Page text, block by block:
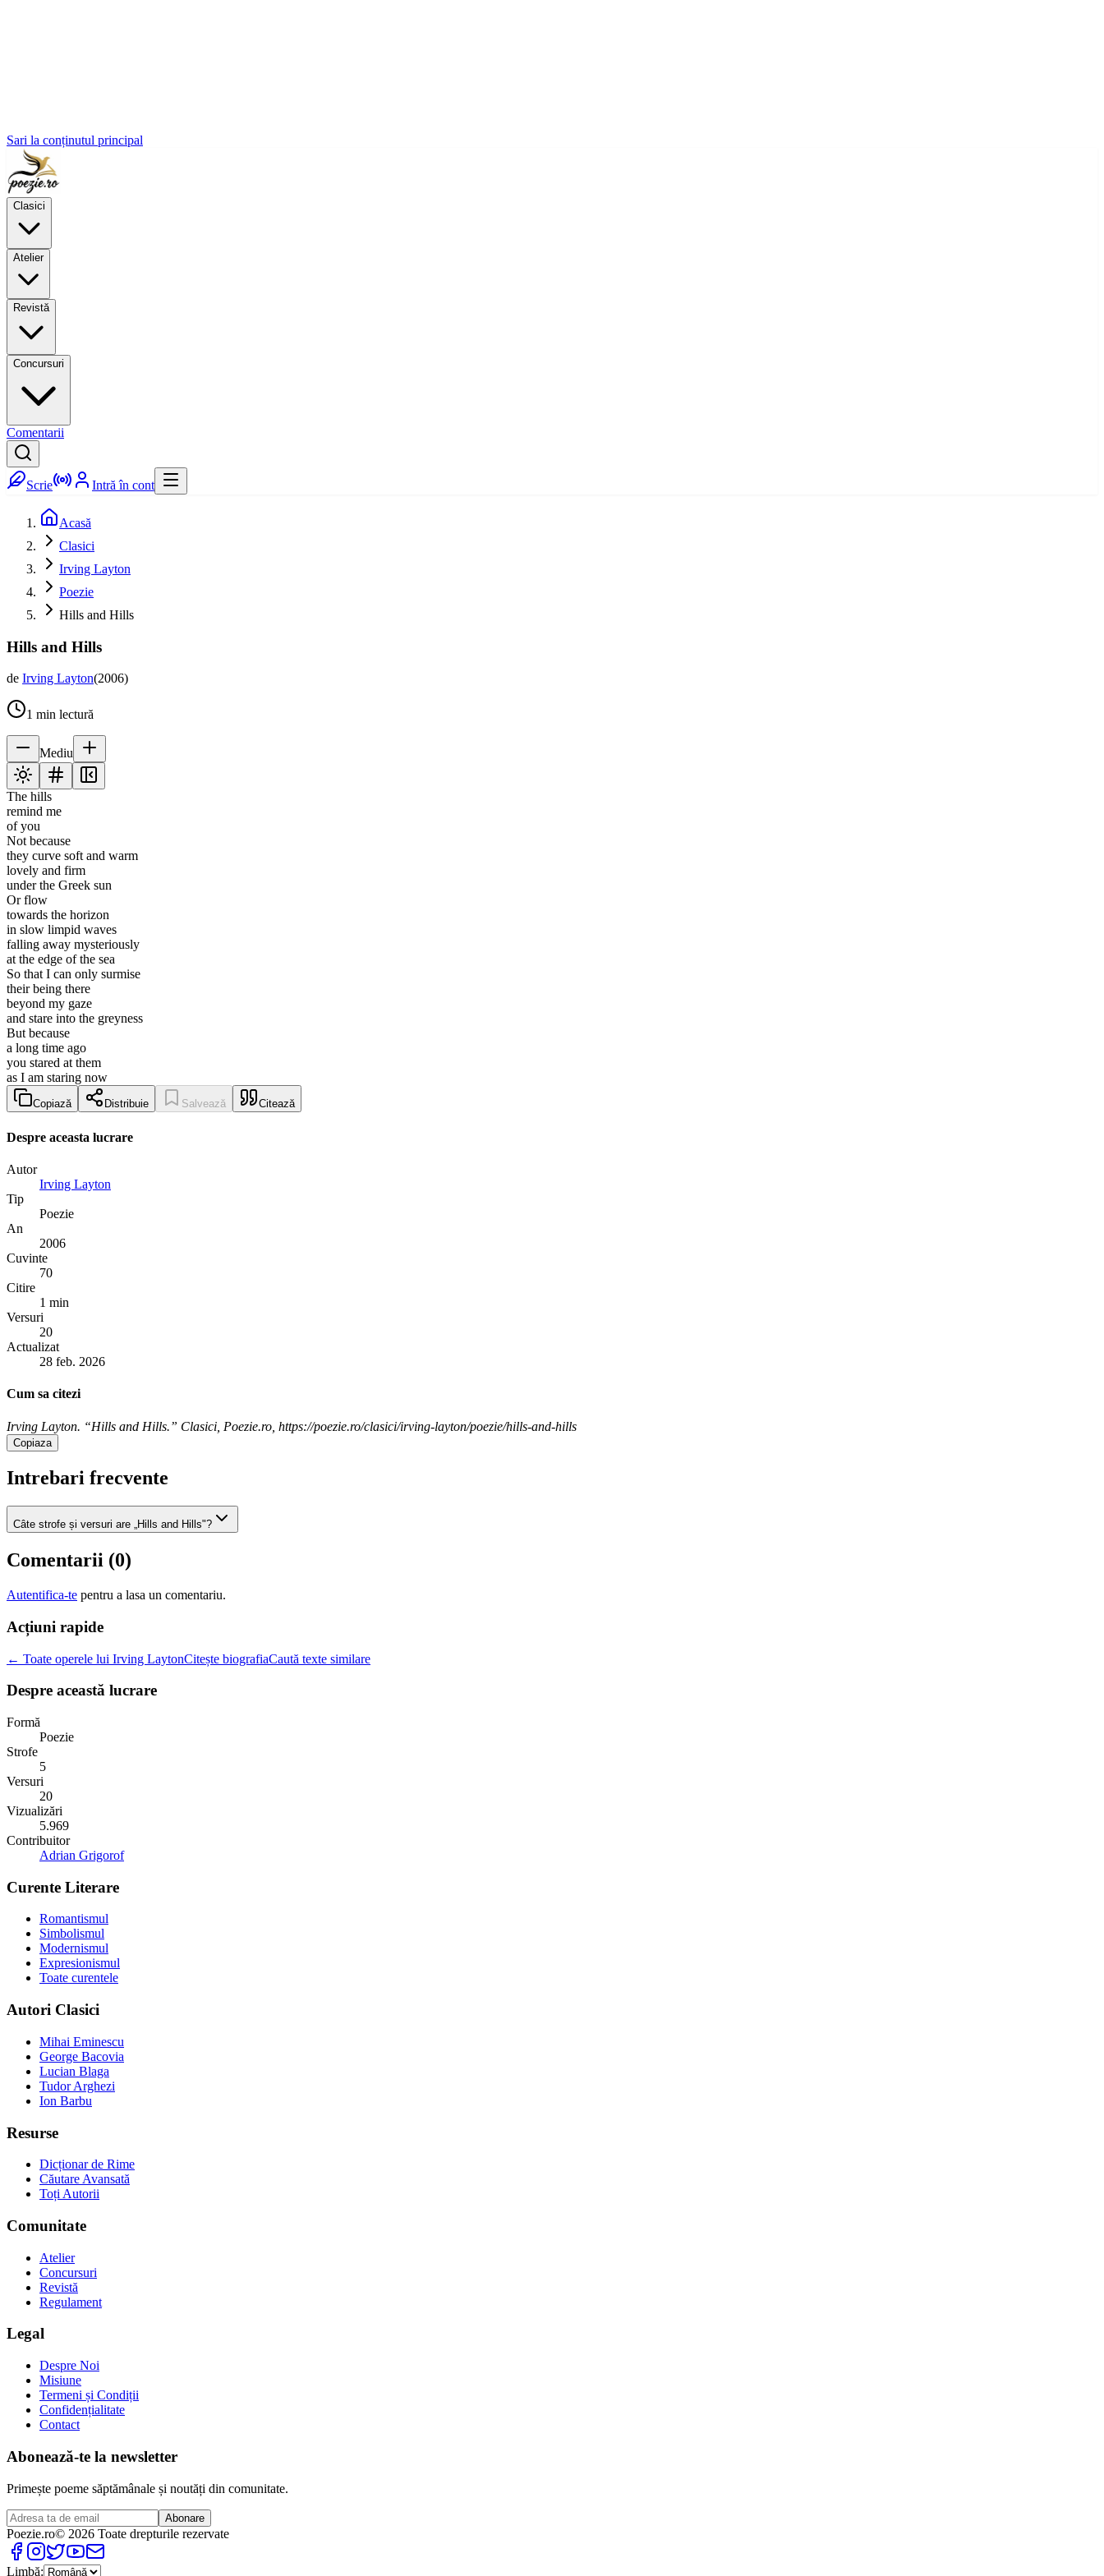
Sari la conținutul principal
Clasici
Atelier
Revistă
Concursuri
Comentarii
Scrie Intră în cont
Acasă
Clasici
Irving Layton
Poezie
Hills and Hills
Hills and Hills
de Irving Layton(2006)
1 min lectură
Mediu
The hills
remind me
of you
Not because
they curve soft and warm
lovely and firm
under the Greek sun
Or flow
towards the horizon
in slow limpid waves
falling away mysteriously
at the edge of the sea
So that I can only surmise
their being there
beyond my gaze
and stare into the greyness
But because
a long time ago
you stared at them
as I am staring now
Copiază Distribuie Salvează Citează
Despre aceasta lucrare
Autor
Irving Layton
Tip
Poezie
An
2006
Cuvinte
70
Citire
1 min
Versuri
20
Actualizat
28 feb. 2026
Cum sa citezi
Irving Layton. “Hills and Hills.” Clasici, Poezie.ro, https://poezie.ro/clasici/irving-layton/poezie/hills-and-hills
Copiaza
Intrebari frecvente
Câte strofe și versuri are „Hills and Hills"?
Comentarii (0)
Autentifica-te pentru a lasa un comentariu.
Acțiuni rapide
← Toate operele lui Irving LaytonCitește biografiaCaută texte similare
Despre această lucrare
Formă
Poezie
Strofe
5
Versuri
20
Vizualizări
5.969
Contribuitor
Adrian Grigorof
Curente Literare
Romantismul
Simbolismul
Modernismul
Expresionismul
Toate curentele
Autori Clasici
Mihai Eminescu
George Bacovia
Lucian Blaga
Tudor Arghezi
Ion Barbu
Resurse
Dicționar de Rime
Căutare Avansată
Toți Autorii
Comunitate
Atelier
Concursuri
Revistă
Regulament
Legal
Despre Noi
Misiune
Termeni și Condiții
Confidențialitate
Contact
Abonează-te la newsletter
Primește poeme săptămânale și noutăți din comunitate.
Abonare
Poezie.ro© 2026 Toate drepturile rezervate
Limbă: